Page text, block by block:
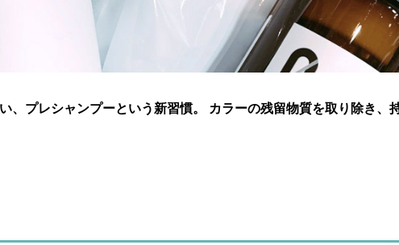
、プレシャンプーという新習慣。 カラーの残留物質を取り除き、